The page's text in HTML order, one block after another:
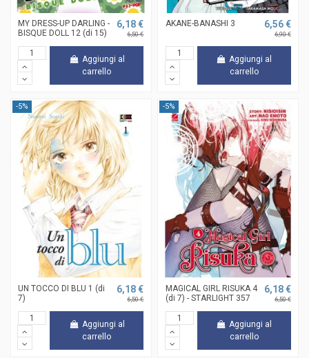
MY DRESS-UP DARLING -
BISQUE DOLL 12 (di 15)
6,18 €
6,50 €
Aggiungi al
carrello
AKANE-BANASHI 3 6,56 €
6,90 €
Aggiungi al
carrello
-5%
UN TOCCO DI BLU 1 (di
7)
6,18 €
6,50 €
Aggiungi al
carrello
-5%
MAGICAL GIRL RISUKA 4
(di 7) - STARLIGHT 357
6,18 €
6,50 €
Aggiungi al
carrello